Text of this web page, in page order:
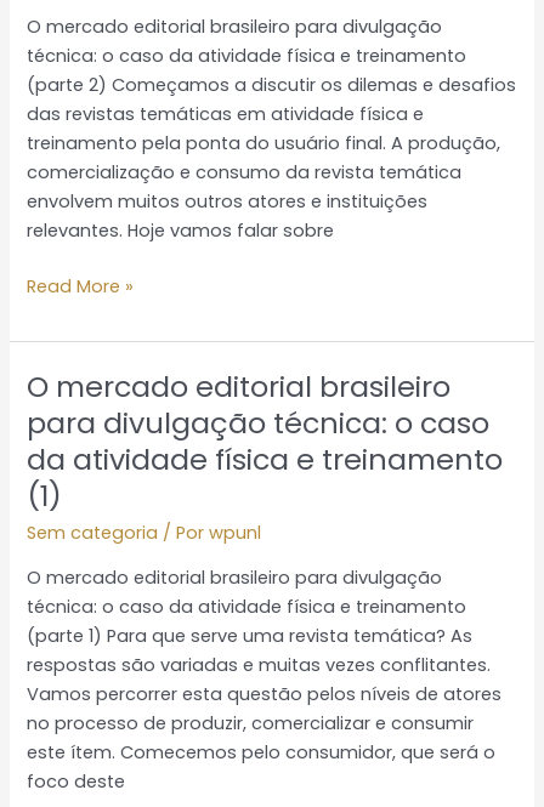
O mercado editorial brasileiro para divulgação
técnica: o caso da atividade física e treinamento
(parte 2) Começamos a discutir os dilemas e desafios
das revistas temáticas em atividade física e
treinamento pela ponta do usuário final. A produção,
comercialização e consumo da revista temática
envolvem muitos outros atores e instituições
relevantes. Hoje vamos falar sobre
o
caso
Read More »
O mercado editorial brasileiro
para divulgação técnica: o caso
da atividade física e treinamento
(1)
Sem categoria / Porwpunl
O mercado editorial brasileiro para divulgação
técnica: o caso da atividade física e treinamento
(parte 1) Para que serve uma revista temática? As
respostas são variadas e muitas vezes conflitantes.
Vamos percorrer esta questão pelos níveis de atores
no processo de produzir, comercializar e consumir
este ítem. Comecemos pelo consumidor, que será o
foco deste
O
mercado
editorial
brasileiro
para
divulgação
o
caso
da
atividade
física
e
treinamento
(1)